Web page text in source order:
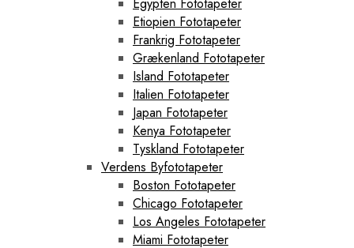
Egypten Fototapeter
Etiopien Fototapeter
Frankrig Fototapeter
Grækenland Fototapeter
Island Fototapeter
Italien Fototapeter
Japan Fototapeter
Kenya Fototapeter
Tyskland Fototapeter
Verdens Byfototapeter
Boston Fototapeter
Chicago Fototapeter
Los Angeles Fototapeter
Miami Fototapeter